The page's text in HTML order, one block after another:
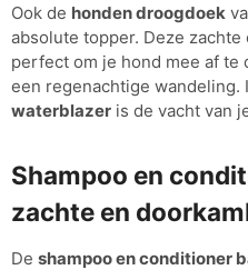
Ook de honden droogdoek
absolute topper. Deze
perfect om je hond mee af
een regenachtige wandeling.
waterblazer is de vacht van
Shampoo en
zachte en
De shampoo en conditioner